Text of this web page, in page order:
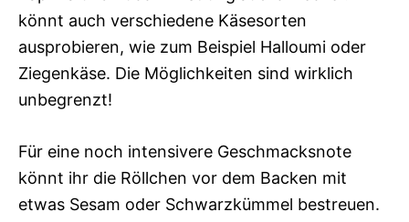
könnt auch verschiedene Käsesorten
ausprobieren, wie zum Beispiel Halloumi oder
Ziegenkäse. Die Möglichkeiten sind wirklich
unbegrenzt!
Für eine noch intensivere Geschmacksnote
könnt ihr die Röllchen vor dem Backen mit
etwas Sesam oder Schwarzkümmel bestreuen.